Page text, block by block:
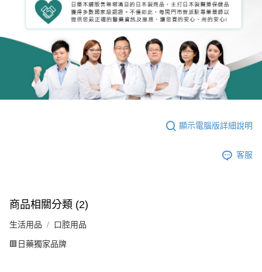
顯示電腦版詳細說明
客服
商品相關分類 (2)
生活用品 口腔用品
🟥日藥獨家品牌